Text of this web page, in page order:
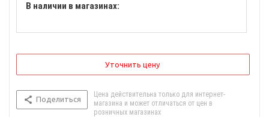
В наличии в магазинах:
Уточнить цену
Поделиться
Цена действительна только для интернет-
магазина и может отличаться от цен в
розничных магазинах